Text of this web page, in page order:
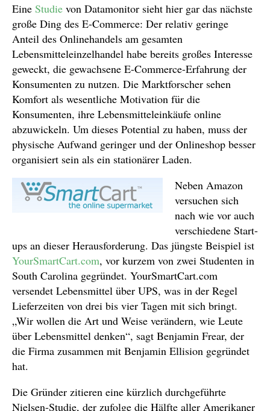
Eine Studie von Datamonitor sieht hier gar das nächste
große Ding des E-Commerce: Der relativ geringe
Anteil des Onlinehandels am gesamten
Lebensmitteleinzelhandel habe bereits großes Interesse
geweckt, die gewachsene E-Commerce-Erfahrung der
Konsumenten zu nutzen. Die Marktforscher sehen
Komfort als wesentliche Motivation für die
Konsumenten, ihre Lebensmitteleinkäufe online
abzuwickeln. Um dieses Potential zu haben, muss der
physische Aufwand geringer und der Onlineshop besser
organisiert sein als ein stationärer Laden.
Neben Amazon
versuchen sich
nach wie vor auch
verschiedene Start-
ups an dieser Herausforderung. Das jüngste Beispiel ist
YourSmartCart.com, vor kurzem von zwei Studenten in
South Carolina gegründet. YourSmartCart.com
versendet Lebensmittel über UPS, was in der Regel
Lieferzeiten von drei bis vier Tagen mit sich bringt.
„Wir wollen die Art und Weise verändern, wie Leute
über Lebensmittel denken“, sagt Benjamin Frear, der
die Firma zusammen mit Benjamin Ellision gegründet
hat.
Die Gründer zitieren eine kürzlich durchgeführte
Nielsen-Studie, der zufolge die Hälfte aller Amerikaner